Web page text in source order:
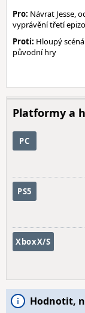
Pro: Návrat Jesse,
vyprávění třetí
Proti: Hloupý
původní hry
Platformy a
PC
PS5
XboxX/S
Hodnotit,